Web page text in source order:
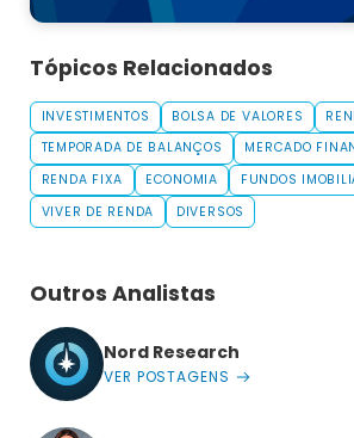
Tópicos Relacionados
INVESTIMENTOS BOLSA DE VALORES
TEMPORADA DE BALANÇOS
MERCADO
RENDA FIXA
ECONOMIA
FUNDOS
VIVER DE RENDA
DIVERSOS
Outros Analistas
Nord Research
VER POSTAGENS